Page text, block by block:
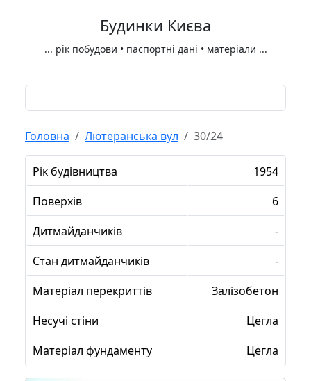
Будинки Києва
... рік побудови • паспортні дані • матеріали ...
Головна Лютеранська вул 30/24
Рік будівництва
1954
Поверхів
6
Дитмайданчиків
-
Стан дитмайданчиків
-
Матеріал перекриттів
Залізобетон
Несучі стіни
Цегла
Матеріал фундаменту
Цегла